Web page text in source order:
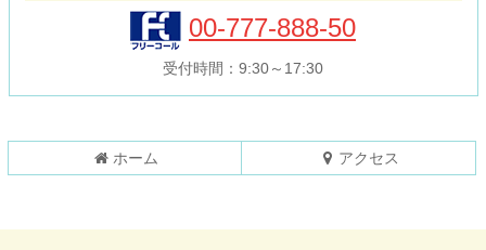
る
00-777-888-50
受付時間：9:30～17:30
ホーム アクセス